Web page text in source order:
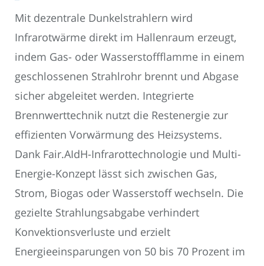
Mit dezentrale Dunkelstrahlern wird
Infrarotwärme direkt im Hallenraum erzeugt,
indem Gas- oder Wasserstoffflamme in einem
geschlossenen Strahlrohr brennt und Abgase
sicher abgeleitet werden. Integrierte
Brennwerttechnik nutzt die Restenergie zur
effizienten Vorwärmung des Heizsystems.
Dank Fair.AIdH-Infrarottechnologie und Multi-
Energie-Konzept lässt sich zwischen Gas,
Strom, Biogas oder Wasserstoff wechseln. Die
gezielte Strahlungsabgabe verhindert
Konvektionsverluste und erzielt
Energieeinsparungen von 50 bis 70 Prozent im